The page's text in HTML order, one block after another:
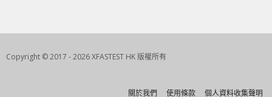
Copyright © 2017 - 2026 XFASTEST HK 版權所有
關於我們 使用條款 個人資料收集聲明